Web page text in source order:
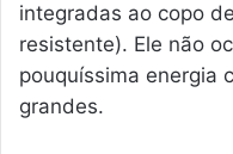
integradas ao copo de
resistente). Ele não
pouquíssima energia
grandes.